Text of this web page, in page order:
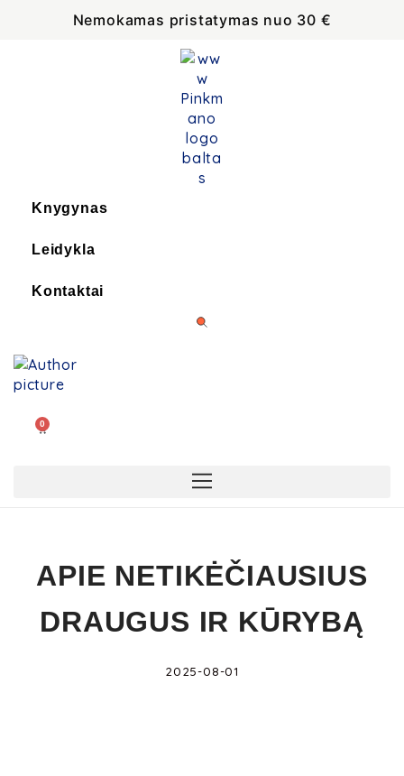
Nemokamas pristatymas nuo 30 €
Knygynas
Leidykla
Kontaktai
0
APIE NETIKĖČIAUSIUS
DRAUGUS IR KŪRYBĄ
2025-08-01